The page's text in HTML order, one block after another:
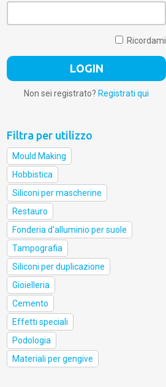
Ricordami
Non sei registrato?Registrati qui
Filtra per utilizzo
Mould Making
Hobbistica
Siliconi per mascherine
Restauro
Fonderia d'alluminio per suole
Tampografia
Siliconi per duplicazione
Gioielleria
Cemento
Effetti speciali
Podologia
Materiali per gengive